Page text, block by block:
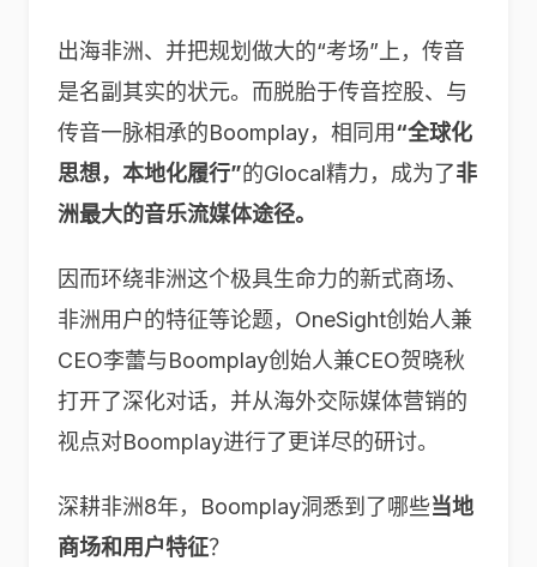
出海非洲、并把规划做大的“考场”上，传音
是名副其实的状元。而脱胎于传音控股、与
传音一脉相承的Boomplay，相同用“全球化
思想，本地化履行”的Glocal精力，成为了非
洲最大的音乐流媒体途径。
因而环绕非洲这个极具生命力的新式商场、
非洲用户的特征等论题，OneSight创始人兼
CEO李蕾与Boomplay创始人兼CEO贺晓秋
打开了深化对话，并从海外交际媒体营销的
视点对Boomplay进行了更详尽的研讨。
深耕非洲8年，Boomplay洞悉到了哪些当地
商场和用户特征？